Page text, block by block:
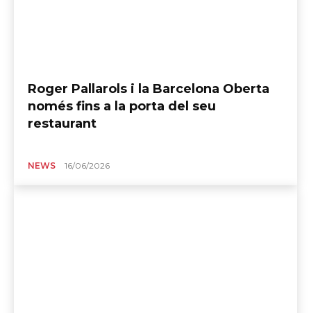
Roger Pallarols i la Barcelona Oberta
només fins a la porta del seu
restaurant
NEWS 16/06/2026